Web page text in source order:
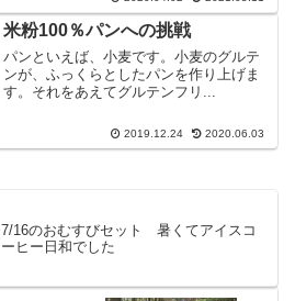
米粉100％パンへの挑戦
パンといえば、小麦です。小麦のグルテ
ンが、ふっくらとしたパンを作り上げま
す。それをあえてグルテンフリ...
2019.12.24 2020.06.03
7/16のおむすびセット 暑くてアイスコ
ーヒー日和でした